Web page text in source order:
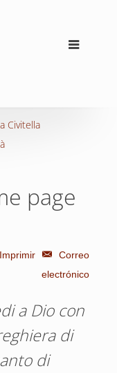
Civitella
page
Imprimir
Correo
electrónico
a Dio con
di
di